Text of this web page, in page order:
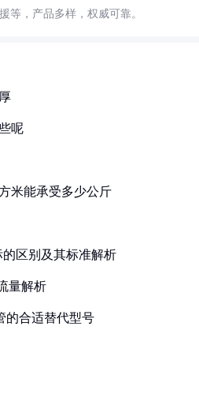
等，产品多样，权威可靠。
呢
米能承受多少公斤
的区别及其标准解析
量解析
的合适替代型号